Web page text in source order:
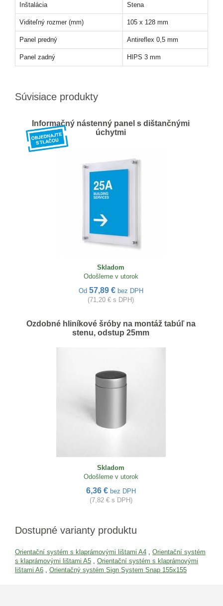
Inštalácia Stena
Viditeľný rozmer (mm) 105 x 128 mm
Panel predný Antireflex 0,5 mm
Panel zadný HIPS 3 mm
Súvisiace produkty
Informačný nástenný panel s dištančnými
úchytmi
Skladom
Odošleme v utorok
Od 57,89 € bez DPH
(71,20 € s DPH)
Ozdobné hliníkové šróby na montáž tabúľ na
stenu, odstup 25mm
Skladom
Odošleme v utorok
6,36 € bez DPH
(7,82 € s DPH)
Dostupné varianty produktu
Orientační systém s klaprámovými lištami A4
Orientační systém
s klaprámovými lištami A5
Orientační systém s klaprámovými
lištami A6
Orientačný systém Sign System Snap 155x155